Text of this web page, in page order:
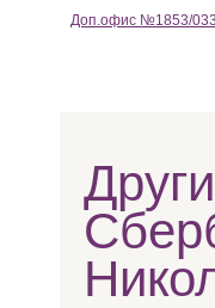
Доп.офис №1853/033